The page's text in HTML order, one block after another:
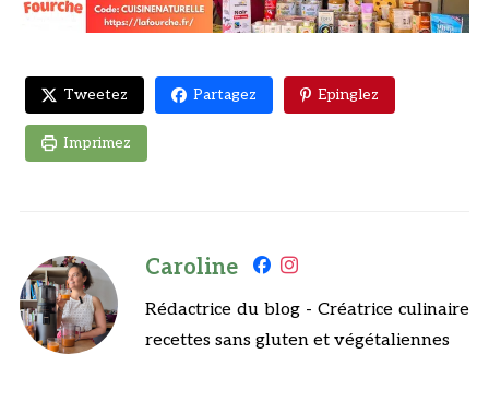
Tweetez Partagez Epinglez
Imprimez
Caroline
Rédactrice du blog - Créatrice culinaire
recettes sans gluten et végétaliennes